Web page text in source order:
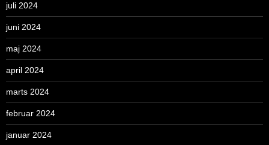
juli 2024
juni 2024
maj 2024
april 2024
marts 2024
februar 2024
januar 2024